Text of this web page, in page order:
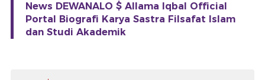
News DEWANALO $ Allama Iqbal Official
Portal Biografi Karya Sastra Filsafat Islam
dan Studi Akademik